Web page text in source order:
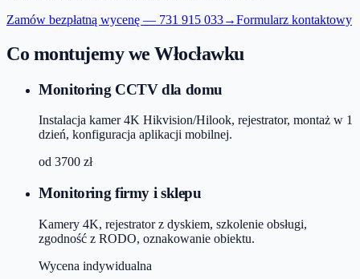
Zamów bezpłatną wycenę — 731 915 033→Formularz kontaktowy
Co montujemywe Włocławku
Monitoring CCTV dla domu
Instalacja kamer 4K Hikvision/Hilook, rejestrator, montaż w 1
dzień, konfiguracja aplikacji mobilnej.
od 3700 zł
Monitoring firmy i sklepu
Kamery 4K, rejestrator z dyskiem, szkolenie obsługi,
zgodność z RODO, oznakowanie obiektu.
Wycena indywidualna